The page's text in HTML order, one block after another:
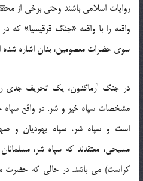
روایات اسلامی‌ باشند وحتی برخی از
واقعه را با واقعه «جنگ قرقیسیا» كه
سوی حضرات معصومین، بدان اشاره شده
در جنگ آرماگدون، یک تحریف جدی
مشخصات سپاه خیر و شر. در واقع سپاه
است و سپاه شر، سپاه یهودیان و
مسیحی، معتقدند که سپاه شر،
کراست) می باشد. در حالی که حضرت